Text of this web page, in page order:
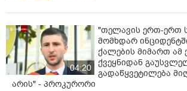
04:20
"თელავის ერთ-ერთ
მომხდარ
ქალების მიმართ ამ
ქვეყნიდან
გადაწყვეტილება
არის" - პროკურორი